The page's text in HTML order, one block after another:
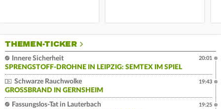
THEMEN-TICKER
Innere Sicherheit
SPRENGSTOFF-DROHNE IN LEIPZIG: SEMTEX IM SPIEL
20:01
Schwarze Rauchwolke
GROSSBRAND IN GERNSHEIM
19:43
Fassungslos-Tat in Lauterbach
19:25